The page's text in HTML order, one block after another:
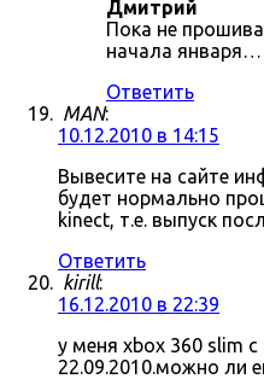
Дмитрий
Пока не
начала января…
Ответить
MAN:
10.12.2010 в 14:15
Вывесите на сайте
будет нормально
kinect, т.е. выпуск
Ответить
kirill:
16.12.2010 в 22:39
у меня xbox 360 slim
22.09.2010.можно ли